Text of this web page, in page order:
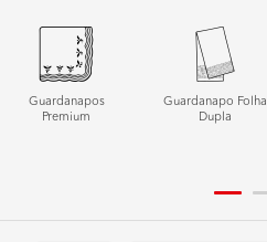
Guardanapos
Premium
Guardanapo Folha
Dupla